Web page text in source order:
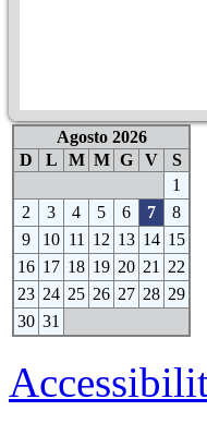
Agosto 2026
D
L M M G V
S
1
2
3 4 5 6 7
8
9
10 11 12 13 14 15
16 17 18 19 20 21
22
23 24 25 26 27 28 29
30 31